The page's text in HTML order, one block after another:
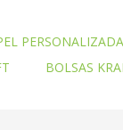
BOLSAS